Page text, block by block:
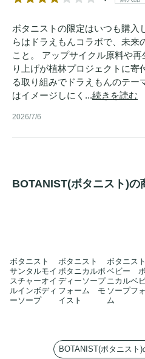
ボタニストの限定はいつも購入
らはドラえもんコラボで、未来
こと。 アップサイクル原料や
り上げが植林プロジェクトに寄
る取り組みでドラえもんのテー
はイメージしにく...続きを読む
2026/7/6
BOTANIST(ボタニスト)の
ボタニスト
サンタルモイ
スチャーオイ
ルインボディ
ーソープ
ボタニスト
ボタニカルボ
ディーソープ
フォーム モ
イスト
ボタニス
ベビー
ニカルベ
ソープフ
ム
BOTANIST(ボタニスト